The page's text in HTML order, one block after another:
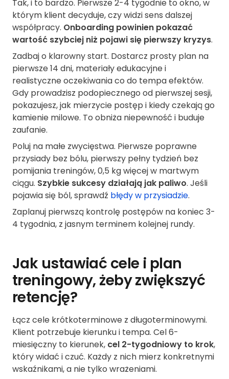
Tak, i to bardzo. Pierwsze 2-4 tygodnie to okno, w
którym klient decyduje, czy widzi sens dalszej
współpracy. Onboarding powinien pokazać
wartość szybciej niż pojawi się pierwszy kryzys.
Zadbaj o klarowny start. Dostarcz prosty plan na
pierwsze 14 dni, materiały edukacyjne i
realistyczne oczekiwania co do tempa efektów.
Gdy prowadzisz podopiecznego od pierwszej sesji,
pokazujesz, jak mierzycie postęp i kiedy czekają go
kamienie milowe. To obniża niepewność i buduje
zaufanie.
Poluj na małe zwycięstwa. Pierwsze poprawne
przysiady bez bólu, pierwszy pełny tydzień bez
pomijania treningów, 0,5 kg więcej w martwym
ciągu. Szybkie sukcesy działają jak paliwo. Jeśli
pojawia się ból, sprawdź błędy w przysiadzie.
Zaplanuj pierwszą kontrolę postępów na koniec 3-
4 tygodnia, z jasnym terminem kolejnej rundy.
Jak ustawiać cele i plan
treningowy, żeby zwiększyć
retencję?
Łącz cele krótkoterminowe z długoterminowymi.
Klient potrzebuje kierunku i tempa. Cel 6-
miesięczny to kierunek, cel 2-tygodniowy to krok,
który widać i czuć. Każdy z nich mierz konkretnymi
wskaźnikami, a nie tylko wrażeniami.